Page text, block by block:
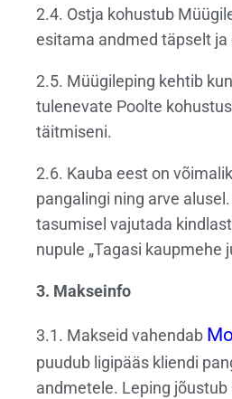
2.4. Ostja kohustub
esitama andmed täpselt ja
2.5. Müügileping kehtib
tulenevate Poolte
täitmiseni.
2.6. Kauba eest on
pangalingi ning arve
tasumisel vajutada
nupule „Tagasi kaupmehe
3. Makseinfo
3.1. Makseid vahendab
puudub ligipääs kliendi
andmetele. Leping